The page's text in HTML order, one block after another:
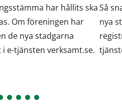
har hållits ska
Om föreningen har
de nya stadgarna
e-tjänsten verksamt.se.
Så
nya